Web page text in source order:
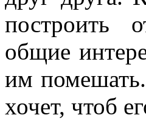
построить
общие
им
хочет, чтоб